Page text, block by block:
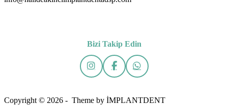
Bizi Takip Edin
Copyright © 2026 - Theme by İMPLANTDENT